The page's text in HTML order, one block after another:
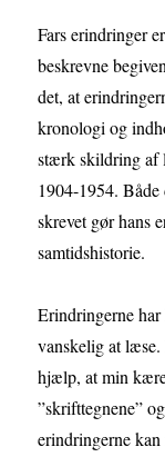
Fars erindringer
beskrevne
det, at
kronologi og
stærk skildring af
1904-1954.
skrevet gør hans
samtidshistorie.
Erindringerne
vanskelig at
hjælp, at min
”skrifttegnene”
erindringerne